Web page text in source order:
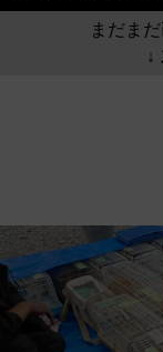
まだま
↓